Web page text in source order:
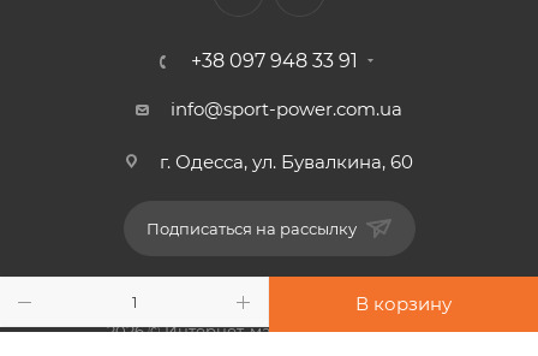
В корзину
+38 097 948 33 91
info@sport-power.com.ua
г. Одесса, ул. Бувалкина, 60
Подписаться на рассылку
2026 © Интернет-магазин "Sport-Power"